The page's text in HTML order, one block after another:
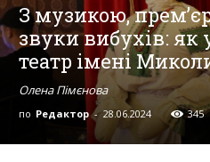
З музикою,
звуки вибухів: як
театр імені
Олена Пімєнова
по Редактор - 28.06.2024 345